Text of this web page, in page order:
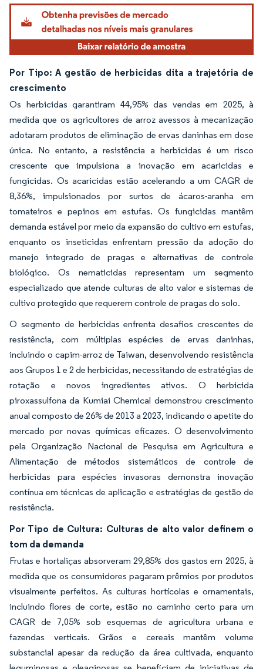
Por Tipo: A gestão de herbicidas dita a trajetória de
crescimento
Os herbicidas garantiram 44,95% das vendas em 2025, à
medida que os agricultores de arroz avessos à mecanização
adotaram produtos de eliminação de ervas daninhas em dose
única. No entanto, a resistência a herbicidas é um risco
crescente que impulsiona a inovação em acaricidas e
fungicidas. Os acaricidas estão acelerando a um CAGR de
8,36%, impulsionados por surtos de ácaros-aranha em
tomateiros e pepinos em estufas. Os fungicidas mantêm
demanda estável por meio da expansão do cultivo em estufas,
enquanto os inseticidas enfrentam pressão da adoção do
manejo integrado de pragas e alternativas de controle
biológico. Os nematicidas representam um segmento
especializado que atende culturas de alto valor e sistemas de
cultivo protegido que requerem controle de pragas do solo.
O segmento de herbicidas enfrenta desafios crescentes de
resistência, com múltiplas espécies de ervas daninhas,
incluindo o capim-arroz de Taiwan, desenvolvendo resistência
aos Grupos 1 e 2 de herbicidas, necessitando de estratégias de
rotação e novos ingredientes ativos. O herbicida
piroxassulfona da Kumiai Chemical demonstrou crescimento
anual composto de 26% de 2013 a 2023, indicando o apetite do
mercado por novas químicas eficazes. O desenvolvimento
pela Organização Nacional de Pesquisa em Agricultura e
Alimentação de métodos sistemáticos de controle de
herbicidas para espécies invasoras demonstra inovação
contínua em técnicas de aplicação e estratégias de gestão de
resistência.
Por Tipo de Cultura: Culturas de alto valor definem o
tom da demanda
Frutas e hortaliças absorveram 29,85% dos gastos em 2025, à
medida que os consumidores pagaram prêmios por produtos
visualmente perfeitos. As culturas hortícolas e ornamentais,
incluindo flores de corte, estão no caminho certo para um
CAGR de 7,05% sob esquemas de agricultura urbana e
fazendas verticais. Grãos e cereais mantêm volume
substancial apesar da redução da área cultivada, enquanto